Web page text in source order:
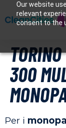
Our website
relevant
consent to the
300
Per i